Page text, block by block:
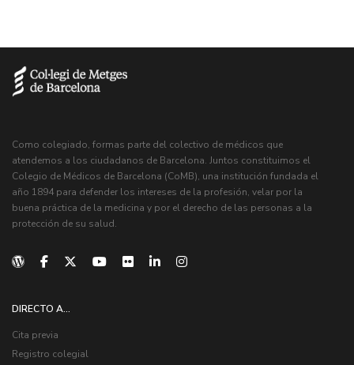
Como colegiado, formas parte del colectivo de médicos que
atendemos a los ciudadanos de Barcelona. Juntos constituimos el
Colegio de Médicos de Barcelona (CoMB), una institución fundada el
año 1894 para defender los intereses de la profesión, velar por la
buena práctica de la medicina y por el derecho de las personas a la
protección de su salud.
DIRECTO A...
Cita previa
Registro colegial